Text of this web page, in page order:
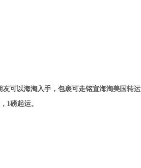
可以海淘入手，包裹可走铭宣海淘美国转运
1磅起运。